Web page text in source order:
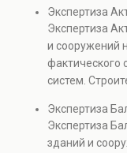
элементов и
Услуга
капитальном
также при
проверках.
Экспертиза
Экспертиза
и сооружений
фактического
систем.
элементов и
Услуга
капитальном
Экспертиза
Экспертиза
зданий и